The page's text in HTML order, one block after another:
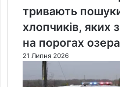
тривають
хлопчиків, яких
на порогах озера
21 Липня 2026